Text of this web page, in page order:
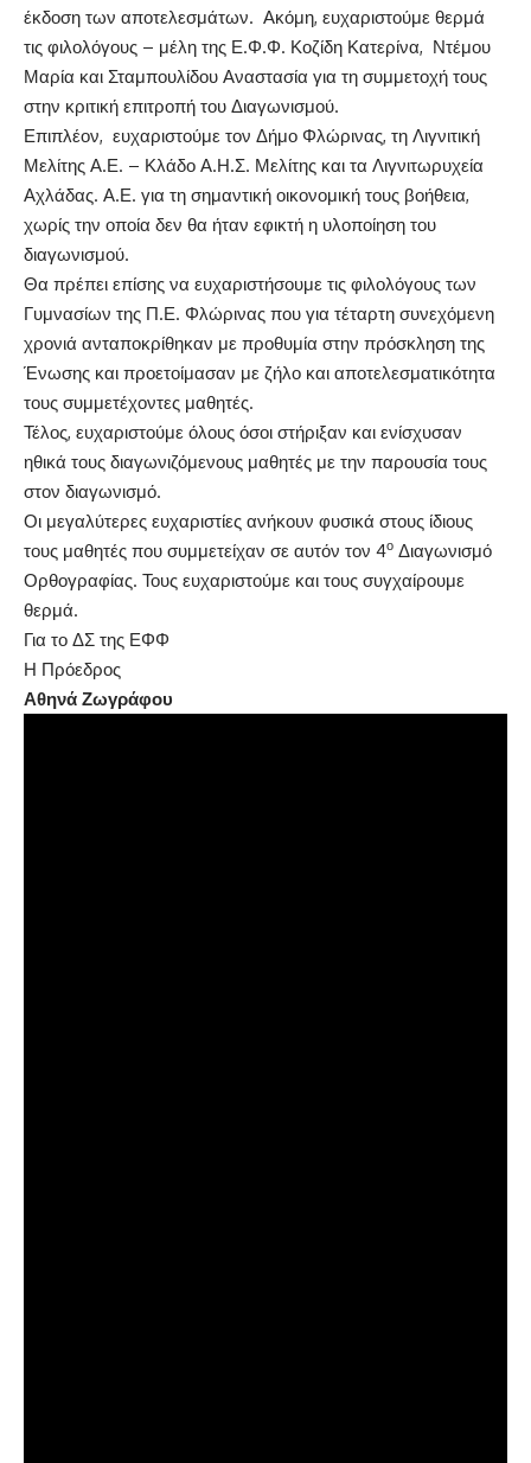
έκδοση των αποτελεσμάτων. Ακόμη, ευχαριστούμε θερμά
τις φιλολόγους – μέλη της Ε.Φ.Φ. Κοζίδη Κατερίνα, Ντέμου
Μαρία και Σταμπουλίδου Αναστασία για τη συμμετοχή τους
στην κριτική επιτροπή του Διαγωνισμού.
Επιπλέον, ευχαριστούμε τον Δήμο Φλώρινας, τη Λιγνιτική
Μελίτης Α.Ε. – Κλάδο Α.Η.Σ. Μελίτης και τα Λιγνιτωρυχεία
Αχλάδας. Α.Ε. για τη σημαντική οικονομική τους βοήθεια,
χωρίς την οποία δεν θα ήταν εφικτή η υλοποίηση του
διαγωνισμού.
Θα πρέπει επίσης να ευχαριστήσουμε τις φιλολόγους των
Γυμνασίων της Π.Ε. Φλώρινας που για τέταρτη συνεχόμενη
χρονιά ανταποκρίθηκαν με προθυμία στην πρόσκληση της
Ένωσης και προετοίμασαν με ζήλο και αποτελεσματικότητα
τους συμμετέχοντες μαθητές.
Τέλος, ευχαριστούμε όλους όσοι στήριξαν και ενίσχυσαν
ηθικά τους διαγωνιζόμενους μαθητές με την παρουσία τους
στον διαγωνισμό.
Οι μεγαλύτερες ευχαριστίες ανήκουν φυσικά στους ίδιους
τους μαθητές που συμμετείχαν σε αυτόν τον 4ο Διαγωνισμό
Ορθογραφίας. Τους ευχαριστούμε και τους συγχαίρουμε
θερμά.
Για το ΔΣ της ΕΦΦ
Η Πρόεδρος
Αθηνά Ζωγράφου